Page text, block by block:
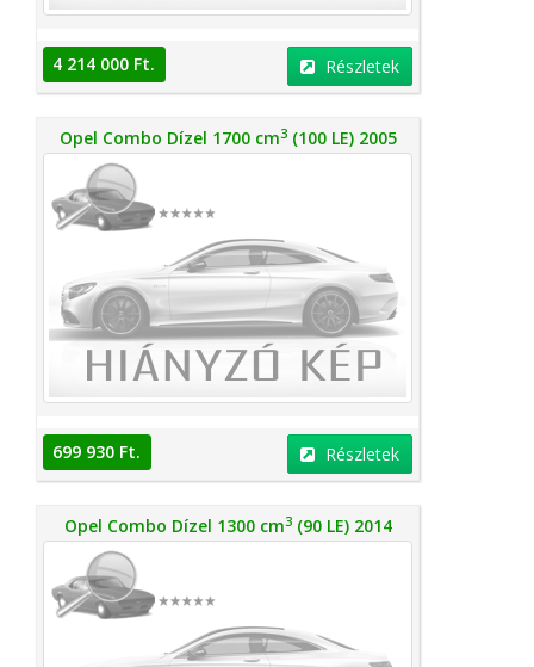
4 214 000 Ft. Részletek
Opel Combo Dízel 1700 cm3(100 LE) 2005
699 930 Ft. Részletek
Opel Combo Dízel 1300 cm3(90 LE) 2014